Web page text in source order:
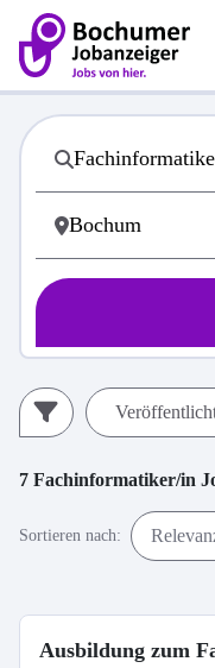
7 Fachinformatiker/in
Sortieren nach:
Ausbildung zum